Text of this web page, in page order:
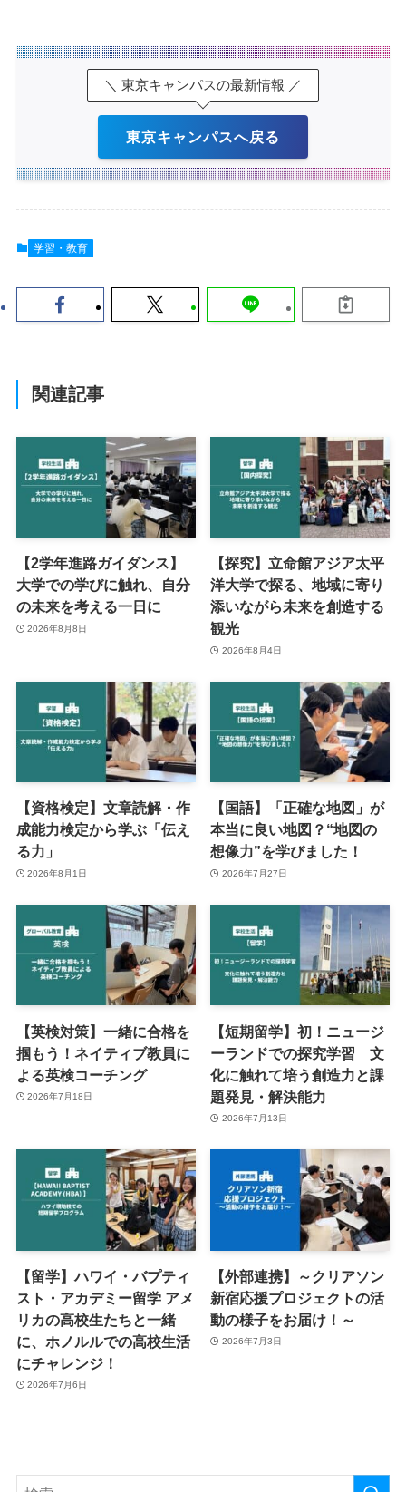
＼ 東京キャンパスの最新情報 ／
東京キャンパスへ戻る
学習・教育
関連記事
【2学年進路ガイダンス】
大学での学びに触れ、自分
の未来を考える一日に
2026年8月8日
【探究】立命館アジア太平
洋大学で探る、地域に寄り
添いながら未来を創造する
観光
2026年8月4日
【資格検定】文章読解・作
成能力検定から学ぶ「伝え
る力」
2026年8月1日
【国語】「正確な地図」が
本当に良い地図？“地図の
想像力”を学びました！
2026年7月27日
【英検対策】一緒に合格を
掴もう！ネイティブ教員に
よる英検コーチング
2026年7月18日
【短期留学】初！ニュージ
ーランドでの探究学習 文
化に触れて培う創造力と課
題発見・解決能力
2026年7月13日
【留学】ハワイ・バプティ
スト・アカデミー留学 アメ
リカの高校生たちと一緒
に、ホノルルでの高校生活
にチャレンジ！
2026年7月6日
【外部連携】～クリアソン
新宿応援プロジェクトの活
動の様子をお届け！～
2026年7月3日